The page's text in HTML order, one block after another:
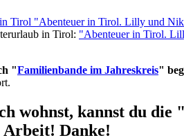
in Tirol: "Abenteuer in Tirol.
"Familienbande im Jahreskreis"
wohnst, kannst du
Arbeit! Danke!